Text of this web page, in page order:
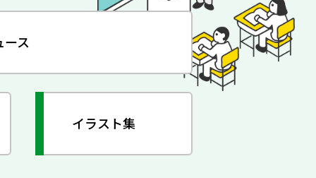
ース
イラスト集